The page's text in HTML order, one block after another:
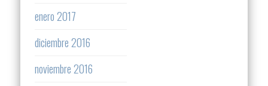
enero 2017
diciembre 2016
noviembre 2016